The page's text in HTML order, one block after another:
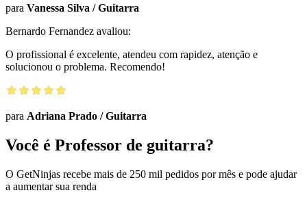
para Vanessa Silva /Guitarra
Bernardo Fernandez avaliou:
O profissional é excelente, atendeu com rapidez, atenção e
solucionou o problema. Recomendo!
para Adriana Prado /Guitarra
Você é Professor de guitarra?
O GetNinjas recebe mais de 250 mil pedidos por mês e pode ajudar
a aumentar sua renda